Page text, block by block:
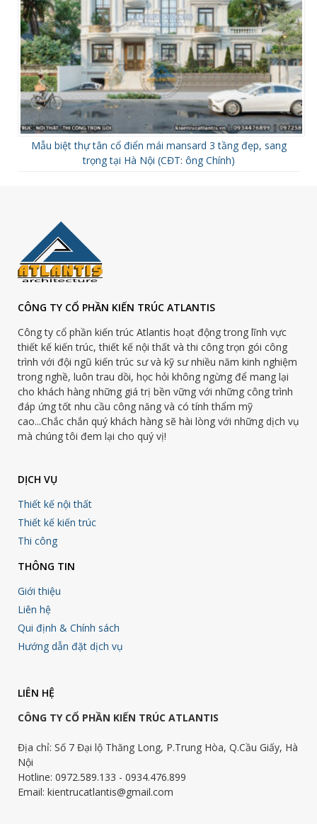
Mẫu biệt thự tân cổ điển mái mansard 3 tầng đẹp, sang
trọng tại Hà Nội (CĐT: ông Chính)
CÔNG TY CỔ PHẦN KIẾN TRÚC ATLANTIS
Công ty cổ phần kiến trúc Atlantis hoạt động trong lĩnh vực
thiết kế kiến trúc, thiết kế nội thất và thi công trọn gói công
trình với đội ngũ kiến trúc sư và kỹ sư nhiều năm kinh nghiệm
trong nghề, luôn trau dồi, học hỏi không ngừng để mang lại
cho khách hàng những giá trị bền vững với những công trình
đáp ứng tốt nhu cầu công năng và có tính thẩm mỹ
cao...Chắc chắn quý khách hàng sẽ hài lòng với những dịch vụ
mà chúng tôi đem lại cho quý vị!
DỊCH VỤ
Thiết kế nội thất
Thiết kế kiến trúc
Thi công
THÔNG TIN
Giới thiệu
Liên hệ
Qui định & Chính sách
Hướng dẫn đặt dịch vụ
LIÊN HỆ
CÔNG TY CỔ PHẦN KIẾN TRÚC ATLANTIS
Địa chỉ: Số 7 Đại lộ Thăng Long, P.Trung Hòa, Q.Cầu Giấy, Hà
Nội
Hotline: 0972.589.133 - 0934.476.899
Email: kientrucatlantis@gmail.com